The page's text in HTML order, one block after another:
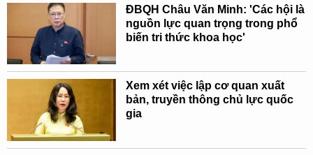
ĐBQH Châu Văn Minh: 'Các hội là
nguồn lực quan trọng trong phổ
biến tri thức khoa học'
Xem xét việc lập cơ quan xuất
bản, truyền thông chủ lực quốc
gia